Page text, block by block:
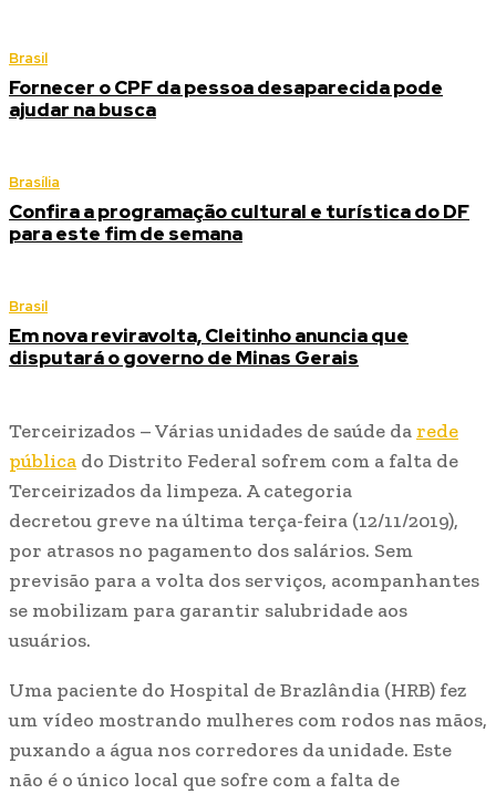
Brasil
Fornecer o CPF da pessoa desaparecida pode
ajudar na busca
Brasília
Confira a programação cultural e turística do DF
para este fim de semana
Brasil
Em nova reviravolta, Cleitinho anuncia que
disputará o governo de Minas Gerais
Terceirizados – Várias unidades de saúde da rede
pública do Distrito Federal sofrem com a falta de
Terceirizados da limpeza. A categoria
decretou greve na última terça-feira (12/11/2019),
por atrasos no pagamento dos salários. Sem
previsão para a volta dos serviços, acompanhantes
se mobilizam para garantir salubridade aos
usuários.
Uma paciente do Hospital de Brazlândia (HRB) fez
um vídeo mostrando mulheres com rodos nas mãos,
puxando a água nos corredores da unidade. Este
não é o único local que sofre com a falta de